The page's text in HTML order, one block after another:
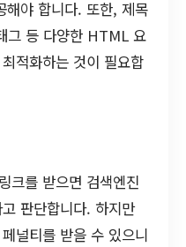
해야 합니다. 또한, 제목
그 등 다양한 HTML 요
적화하는 것이 필요합
크를 받으면 검색엔진
판단합니다. 하지만
널티를 받을 수 있으니